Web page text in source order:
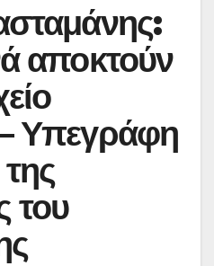
αποκτούν
Υπεγράφη
του